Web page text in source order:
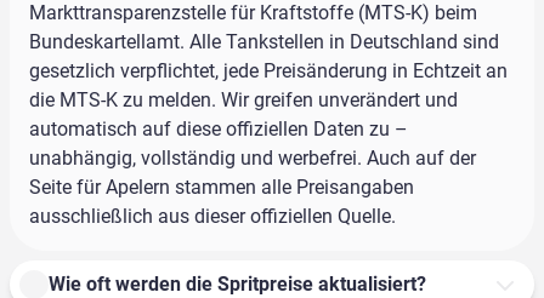
Markttransparenzstelle für Kraftstoffe (MTS-K) beim
Bundeskartellamt. Alle Tankstellen in Deutschland sind
gesetzlich verpflichtet, jede Preisänderung in Echtzeit an
die MTS-K zu melden. Wir greifen unverändert und
automatisch auf diese offiziellen Daten zu –
unabhängig, vollständig und werbefrei. Auch auf der
Seite für Apelern stammen alle Preisangaben
ausschließlich aus dieser offiziellen Quelle.
Wie oft werden die Spritpreise aktualisiert?